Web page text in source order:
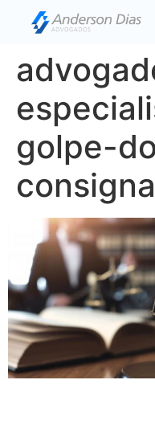
golpe-